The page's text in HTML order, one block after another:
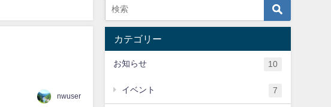
nwuser
カテゴリー
お知らせ 10
イベント 7